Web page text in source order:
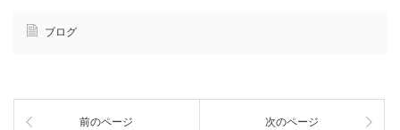
ブログ
前のページ 次のページ